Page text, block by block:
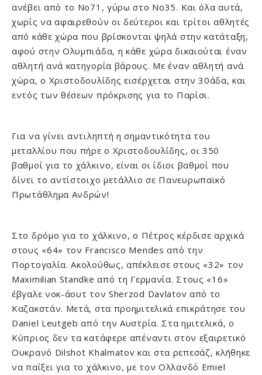
ανέβει από το Νο71, γύρω στο Νο35. Και όλα αυτά,
χωρίς να αφαιρεθούν οι δεύτεροι και τρίτοι αθλητές
από κάθε χώρα που βρίσκονται ψηλά στην κατάταξη,
αφού στην Ολυμπιάδα, η κάθε χώρα δικαιούται έναν
αθλητή ανά κατηγορία βάρους. Με έναν αθλητή ανά
χώρα, ο Χριστοδουλίδης εισέρχεται στην 30άδα, και
εντός των θέσεων πρόκρισης για το Παρίσι.
Για να γίνει αντιληπτή η σημαντικότητα του
μεταλλίου που πήρε ο Χριστοδουλίδης, οι 350
βαθμοί για το χάλκινο, είναι οι ίδιοι βαθμοί που
δίνει το αντίστοιχο μετάλλιο σε Πανευρωπαϊκό
Πρωτάθλημα Ανδρών!
Στο δρόμο για το χάλκινο, ο Πέτρος κέρδισε αρχικά
στους «64» τον Francisco Mendes από την
Πορτογαλία. Ακολούθως, απέκλεισε στους «32» τον
Maximilian Standke από τη Γερμανία. Στους «16»
έβγαλε νοκ-άουτ τον Sherzod Davlatov από το
Καζακστάν. Μετά, στα προημιτελικά επικράτησε του
Daniel Leutgeb από την Αυστρία. Στα ημιτελικά, ο
Κύπριος δεν τα κατάφερε απέναντι στον εξαιρετικό
Ουκρανό Dilshot Khalmatov και στα ρεπεσάζ, κλήθηκε
να παίξει για το χάλκινο, με τον Ολλανδό Emiel